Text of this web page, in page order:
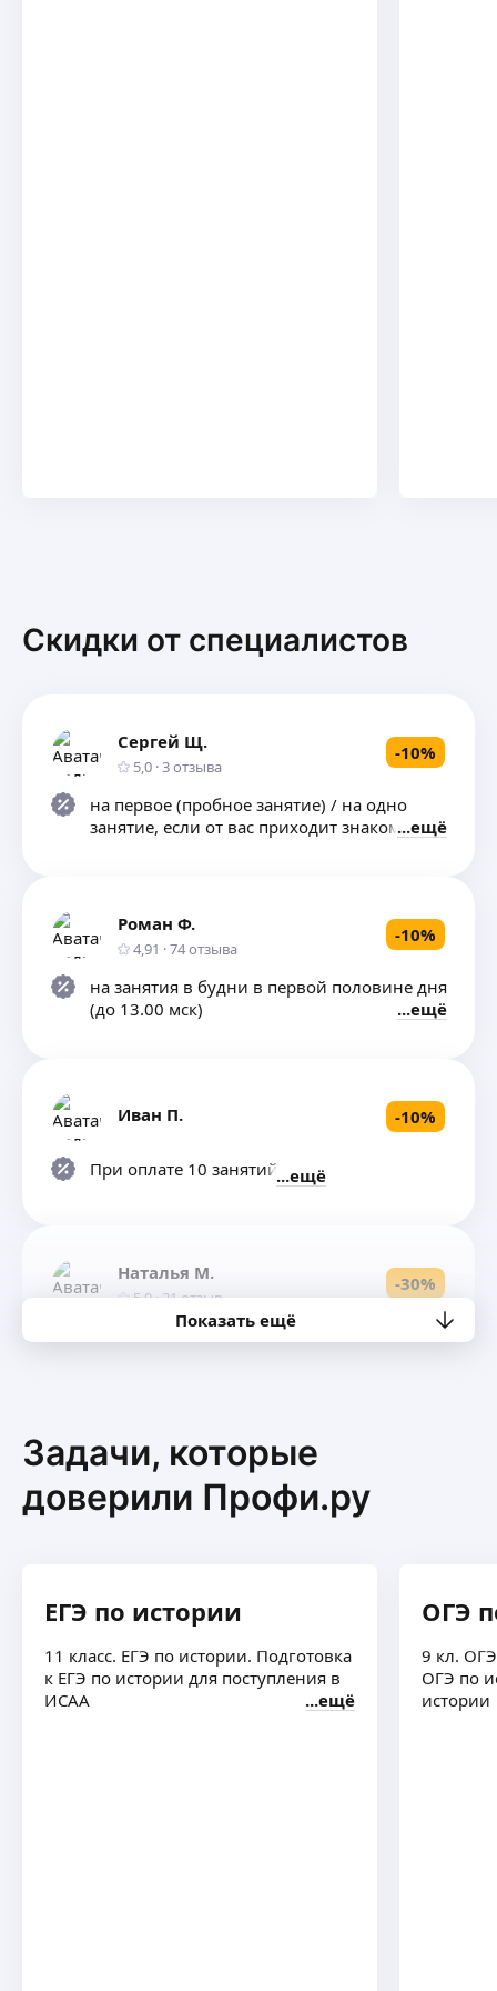
Скидки от специалистов
Сергей Щ.
5,0 · 3отзыва
-10%
на первое (пробное занятие) / на одно
занятие, если от вас приходит знакомыйещё
Роман Ф.
4,91 ·74отзыва
-10%
на занятия в будни в первой половине дня
(до 13.00 мск)
ещё
Иван П. -10%
При оплате 10 занятий сразу
ещё
Наталья М.
5,0 · 21 отзыв
-30%
ещё
5,0 · отзывов
Пробное занятие
ещё
Елизавета Ч. %
Первое занятие
ещё
Показать ещё
Задачи, которые
доверили Профи.ру
ЕГЭ по истории
11 класс. ЕГЭ по истории. Подготовка
к ЕГЭ по истории для поступления в
ИСАА
ещё
ОГЭ
9 кл.
ОГЭ по
истории